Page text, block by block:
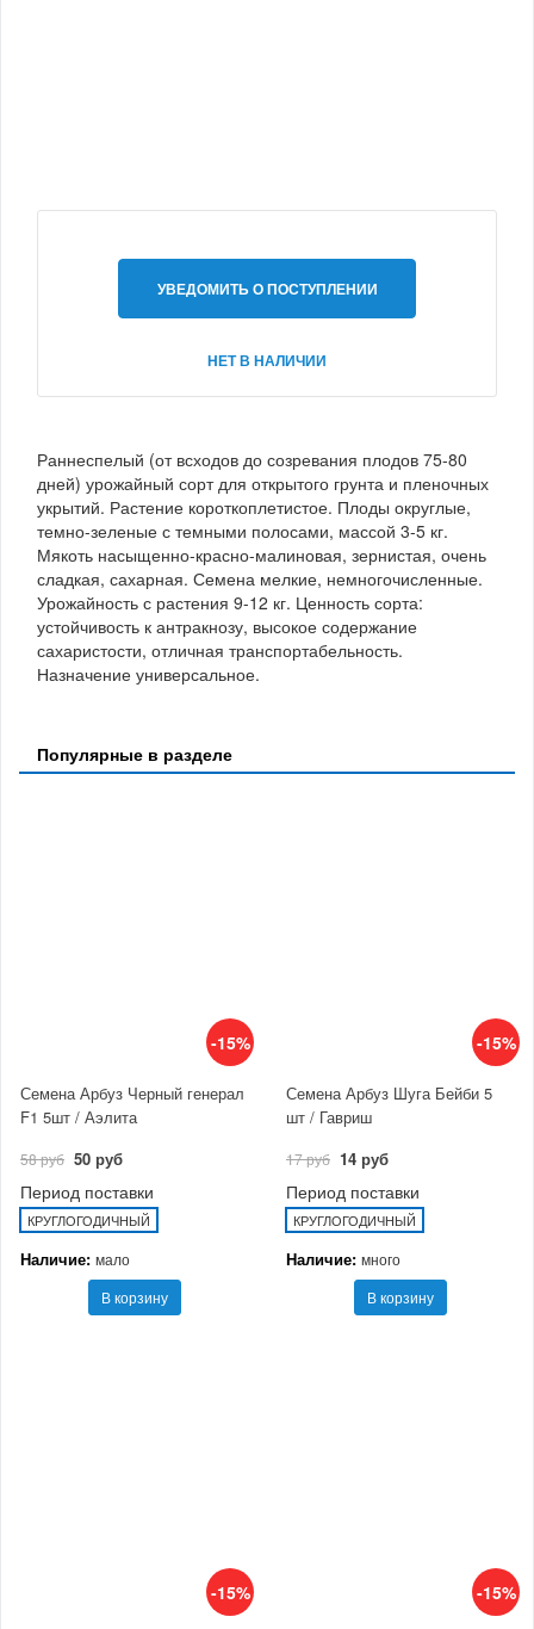
УВЕДОМИТЬ О ПОСТУПЛЕНИИ
НЕТ В НАЛИЧИИ
Раннеспелый (от всходов до созревания плодов 75-80
дней) урожайный сорт для открытого грунта и пленочных
укрытий. Растение короткоплетистое. Плоды округлые,
темно-зеленые с темными полосами, массой 3-5 кг.
Мякоть насыщенно-красно-малиновая, зернистая, очень
сладкая, сахарная. Семена мелкие, немногочисленные.
Урожайность с растения 9-12 кг. Ценность сорта:
устойчивость к антракнозу, высокое содержание
сахаристости, отличная транспортабельность.
Назначение универсальное.
Популярные в разделе
-15%
Семена Арбуз Черный генерал
F1 5шт / Аэлита
58 руб 50 руб
Период поставки
КРУГЛОГОДИЧНЫЙ
Наличие: мало
В корзину
-15%
Семена Арбуз Шуга Бейби 5
шт / Гавриш
17 руб 14 руб
Период поставки
КРУГЛОГОДИЧНЫЙ
Наличие: много
В корзину
-15% -15%